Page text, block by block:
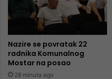
Nazire se povratak 22
radnika Komunalnog
Mostar na posao
28 minuta ago